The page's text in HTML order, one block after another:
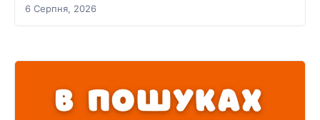
6 Серпня, 2026